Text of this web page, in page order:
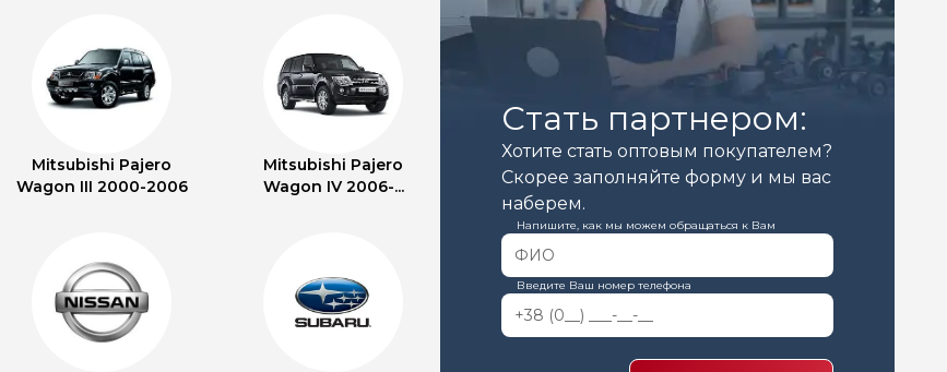
Mitsubishi Pajero
Wagon III 2000-2006
Mitsubishi Pajero
Wagon IV 2006-...
Стать партнером:
Хотите стать оптовым покупателем?
Скорее заполняйте форму и мы вас
наберем.
Напишите, как мы можем обращаться к Вам
Введите Ваш номер телефона